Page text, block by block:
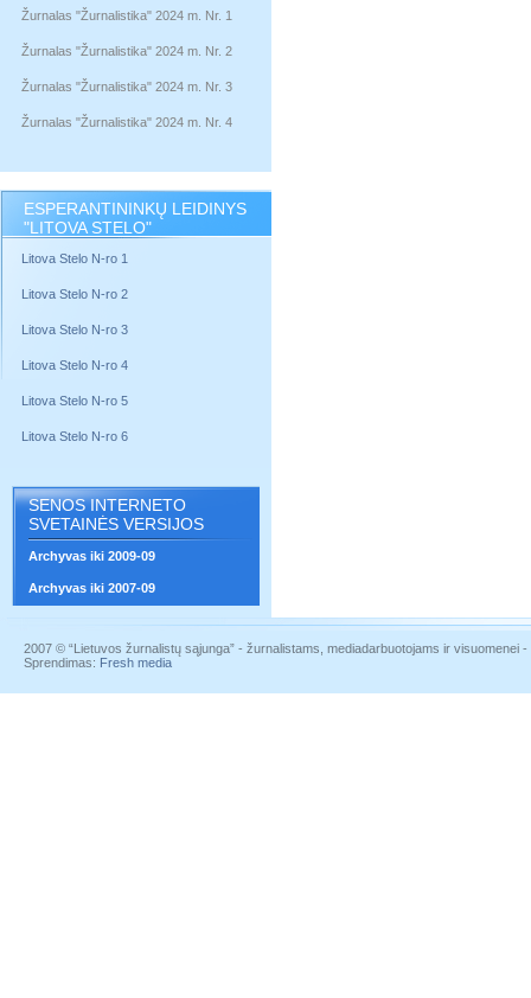
Žurnalas "Žurnalistika" 2024 m. Nr. 1
Žurnalas "Žurnalistika" 2024 m. Nr. 2
Žurnalas "Žurnalistika" 2024 m. Nr. 3
Žurnalas "Žurnalistika" 2024 m. Nr. 4
ESPERANTININKŲ LEIDINYS
"LITOVA STELO"
Litova Stelo N-ro 1
Litova Stelo N-ro 2
Litova Stelo N-ro 3
Litova Stelo N-ro 4
Litova Stelo N-ro 5
Litova Stelo N-ro 6
SENOS INTERNETO
SVETAINĖS VERSIJOS
Archyvas iki 2009-09
Archyvas iki 2007-09
2007 © “Lietuvos žurnalistų sąjunga” - žurnalistams, mediadarbuotojams ir visuomenei
Sprendimas: Fresh media